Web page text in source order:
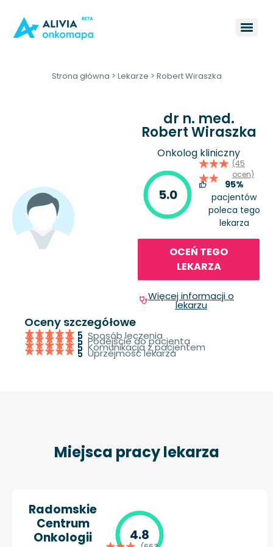
Strona główna > Lekarze > Robert Wiraszka
dr n. med.
Robert Wiraszka
Onkolog kliniczny
5.0
(45
ocen)
95%
pacjentów
poleca tego
lekarza
OCEŃ TEGO
LEKARZA
Więcej informacji o
lekarzu
Oceny szczegółowe
5 Sposób leczenia
5 Podejście do pacjenta
5 Komunikacja z pacjentem
5 Uprzejmość lekarza
Miejsca pracy lekarza
Radomskie
Centrum
Onkologii
4.8